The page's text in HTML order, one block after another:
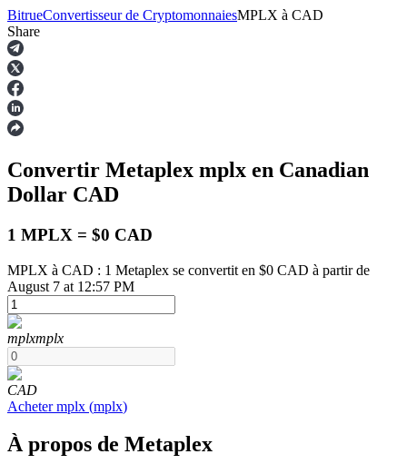
Contrats à terme
Futures USDT
BitrueConvertisseur de CryptomonnaiesMPLX à CAD
Share
Convertir Metaplex mplx en Canadian
Dollar CAD
1 MPLX = $0 CAD
MPLX à CAD : 1 Metaplex se convertit en $0 CAD à partir de
August 7 at 12:57 PM
mplxmplx
CAD
Acheter mplx (mplx)
À propos de Metaplex